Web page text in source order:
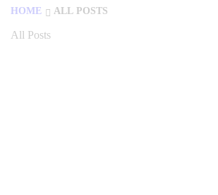
HOME ALL POSTS
All Posts